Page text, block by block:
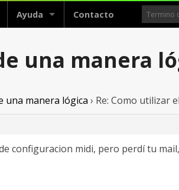
Ayuda Contacto
una manera
una manera lógica › Re: Como utilizar
configuracion midi, pero perdí tu